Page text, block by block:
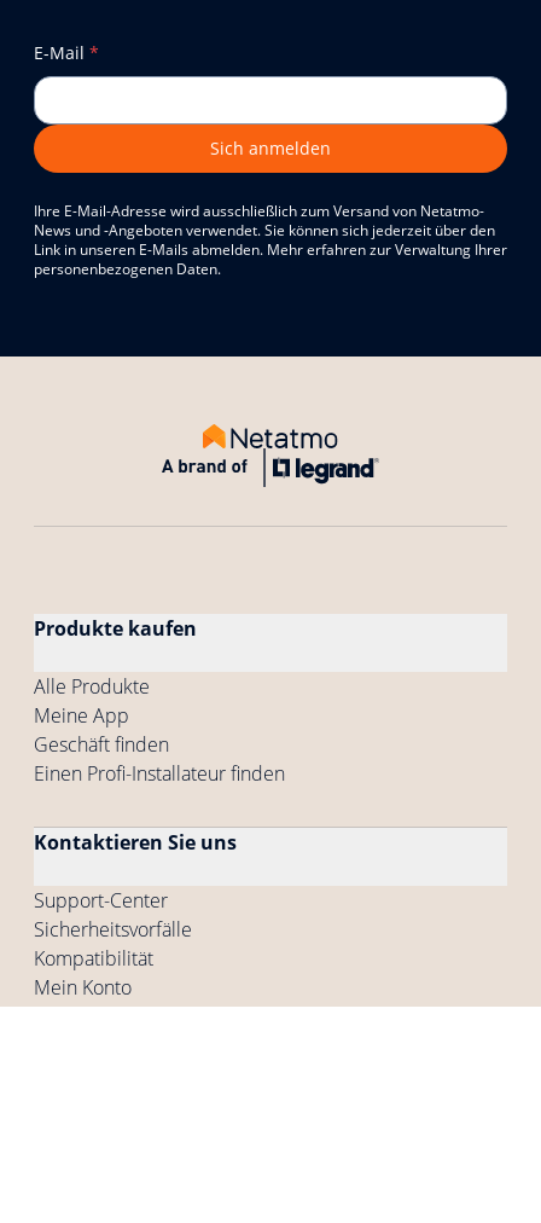
E-Mail *
Sich anmelden
Ihre E-Mail-Adresse wird ausschließlich zum Versand von Netatmo-
News und -Angeboten verwendet. Sie können sich jederzeit über den
Link in unseren E-Mails abmelden. Mehr erfahren zur Verwaltung Ihrer
personenbezogenen Daten.
Produkte kaufen
Alle Produkte
Meine App
Geschäft finden
Einen Profi-Installateur finden
Kontaktieren Sie uns
Support-Center
Sicherheitsvorfälle
Kompatibilität
Mein Konto